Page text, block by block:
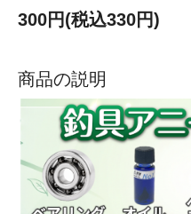
300円(税込330円)
商品の説明